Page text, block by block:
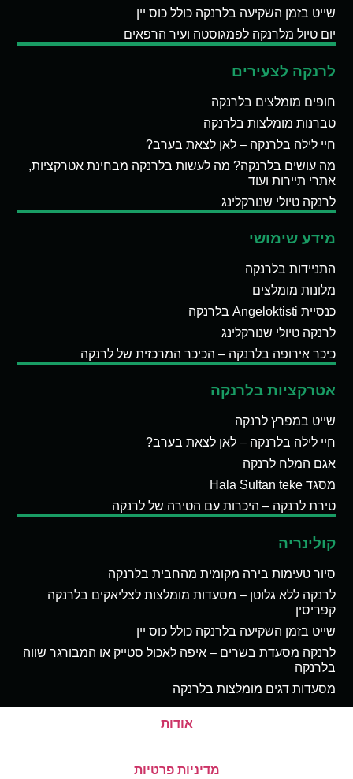
שייט בזמן השקיעה בלרנקה כולל כוס יין
יום טיול מלרנקה לפמגוסטה ועיר הרפאים
לרנקה לצעירים
חופים מומלצים בלרנקה
טברנות מומלצות בלרנקה
חיי לילה בלרנקה – לאן לצאת בערב?
מה עושים בלרנקה? מה לעשות בלרנקה מבחינת אטרקציות,
אתרי תיירות ועוד
לרנקה טיולי שנורקלינג
מידע שימושי
התניידות בלרנקה
מלונות מומלצים
כנסיית Angeloktisti בלרנקה
לרנקה טיולי שנורקלינג
כיכר אירופה בלרנקה – הכיכר המרכזית של לרנקה
אטרקציות בלרנקה
שייט במפרץ לרנקה
חיי לילה בלרנקה – לאן לצאת בערב?
אגם המלח לרנקה
מסגד Hala Sultan teke
טירת לרנקה – היכרות עם הטירה של לרנקה
קולינריה
סיור טעימות בירה מקומית מהחבית בלרנקה
לרנקה ללא גלוטן – מסעדות מומלצות לצליאקים בלרנקה
קפריסין
שייט בזמן השקיעה בלרנקה כולל כוס יין
לרנקה מסעדת בשרים – איפה לאכול סטייק או המבורגר שווה
בלרנקה
מסעדות דגים מומלצות בלרנקה
אודות
מדיניות פרטיות